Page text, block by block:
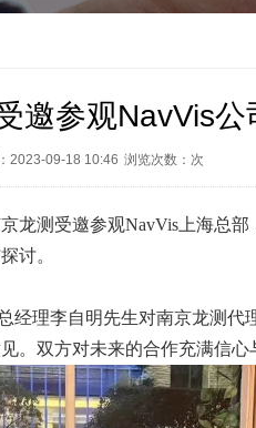
邀参观NavVis公
2023-09-18 10:46 浏览次数： 次
龙测受邀参观NavVis上海总
讨。
经理李自明先生对南京龙测代
。双方对未来的合作充满信心